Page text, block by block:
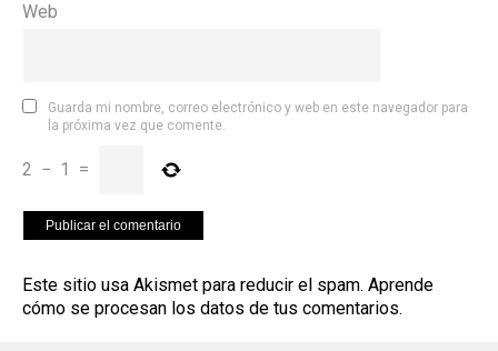
Web
Guarda mi nombre, correo electrónico y web en este navegador para
la próxima vez que comente.
2 − 1 =
Este sitio usa Akismet para reducir el spam. Aprende
cómo se procesan los datos de tus comentarios.